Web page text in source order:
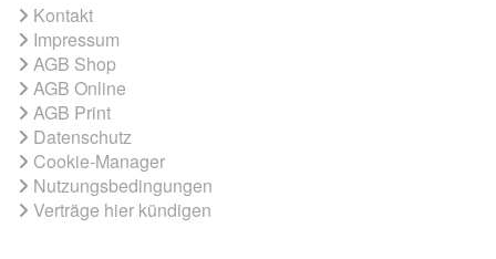
Kontakt
Impressum
AGB Shop
AGB Online
AGB Print
Datenschutz
Cookie-Manager
Nutzungsbedingungen
Verträge hier kündigen